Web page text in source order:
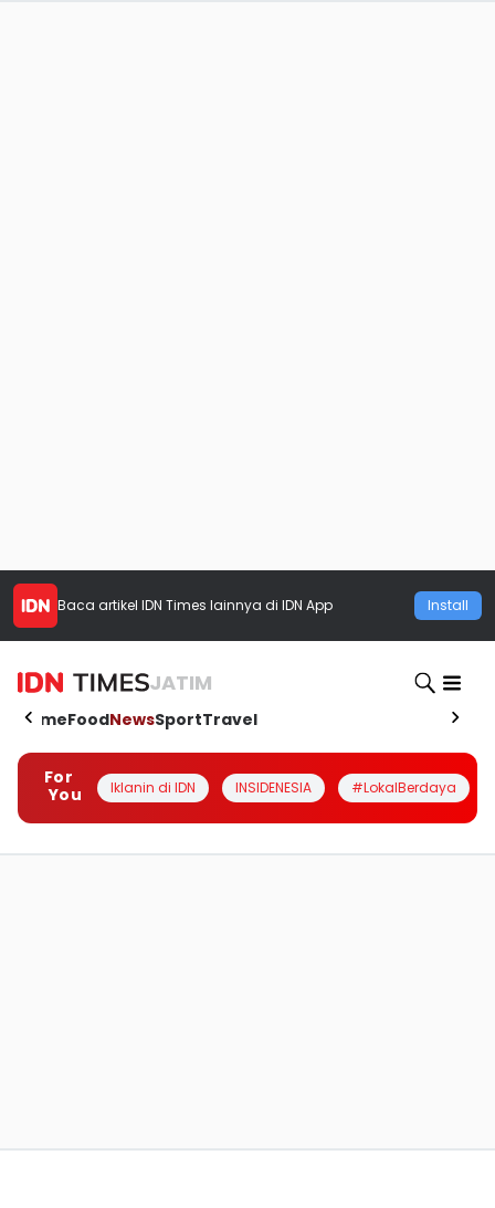
Baca artikel IDN Times lainnya di IDN App Install
JATIM
HomeFoodNewsSportTravel
For
You
Iklanin di IDN INSIDENESIA #LokalBerdaya